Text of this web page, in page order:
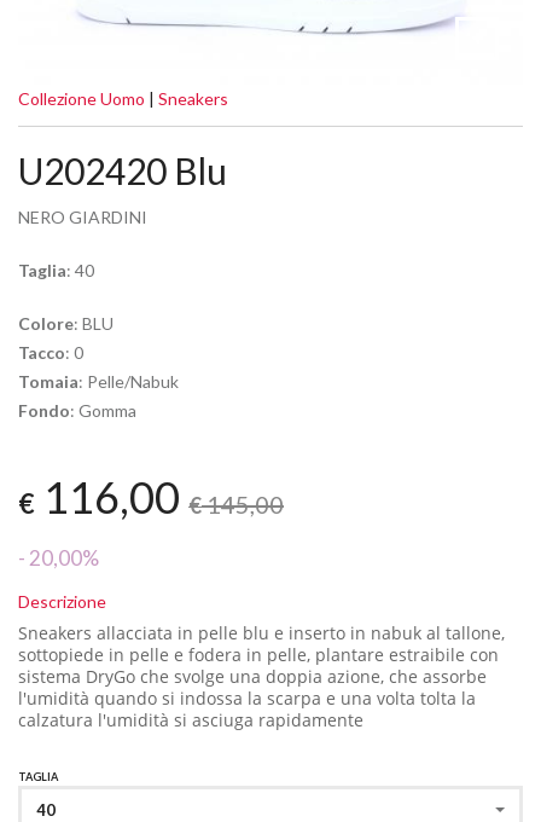
Collezione Uomo | Sneakers
U202420 Blu
NERO GIARDINI
Taglia: 40
Colore: BLU
Tacco: 0
Tomaia: Pelle/Nabuk
Fondo: Gomma
€ 116,00 €145,00
- 20,00%
Descrizione
Sneakers allacciata in pelle blu e inserto in nabuk al tallone,
sottopiede in pelle e fodera in pelle, plantare estraibile con
sistema DryGo che svolge una doppia azione, che assorbe
l'umidità quando si indossa la scarpa e una volta tolta la
calzatura l'umidità si asciuga rapidamente
TAGLIA
40